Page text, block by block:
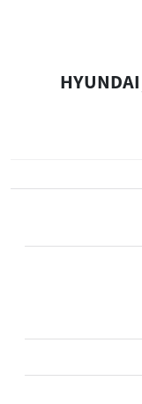
لنت ترمز جلو هیوندای پارت نامبر HYUNDAI